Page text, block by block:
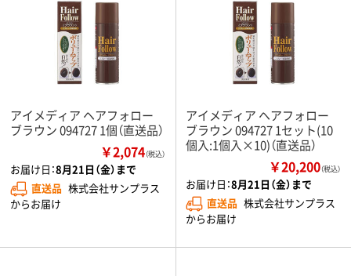
アイメディア ヘアフォロー
ブラウン 094727 1個（直送品）
￥2,074（税込）
お届け日：8月21日（金）まで
直送品 株式会社サンプラス
からお届け
アイメディア ヘアフォロー
ブラウン 094727 1セット(10
個入:1個入×10)（直送品）
￥20,200（税込）
お届け日：8月21日（金）まで
直送品 株式会社サンプラス
からお届け